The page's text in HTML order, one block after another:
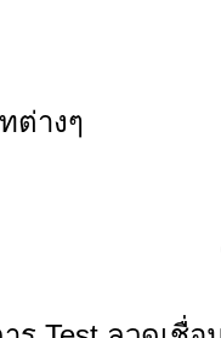
ต่างๆ